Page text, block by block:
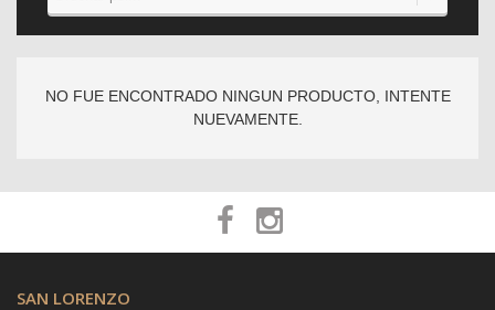
NO FUE ENCONTRADO NINGUN PRODUCTO, INTENTE
NUEVAMENTE.
SAN LORENZO